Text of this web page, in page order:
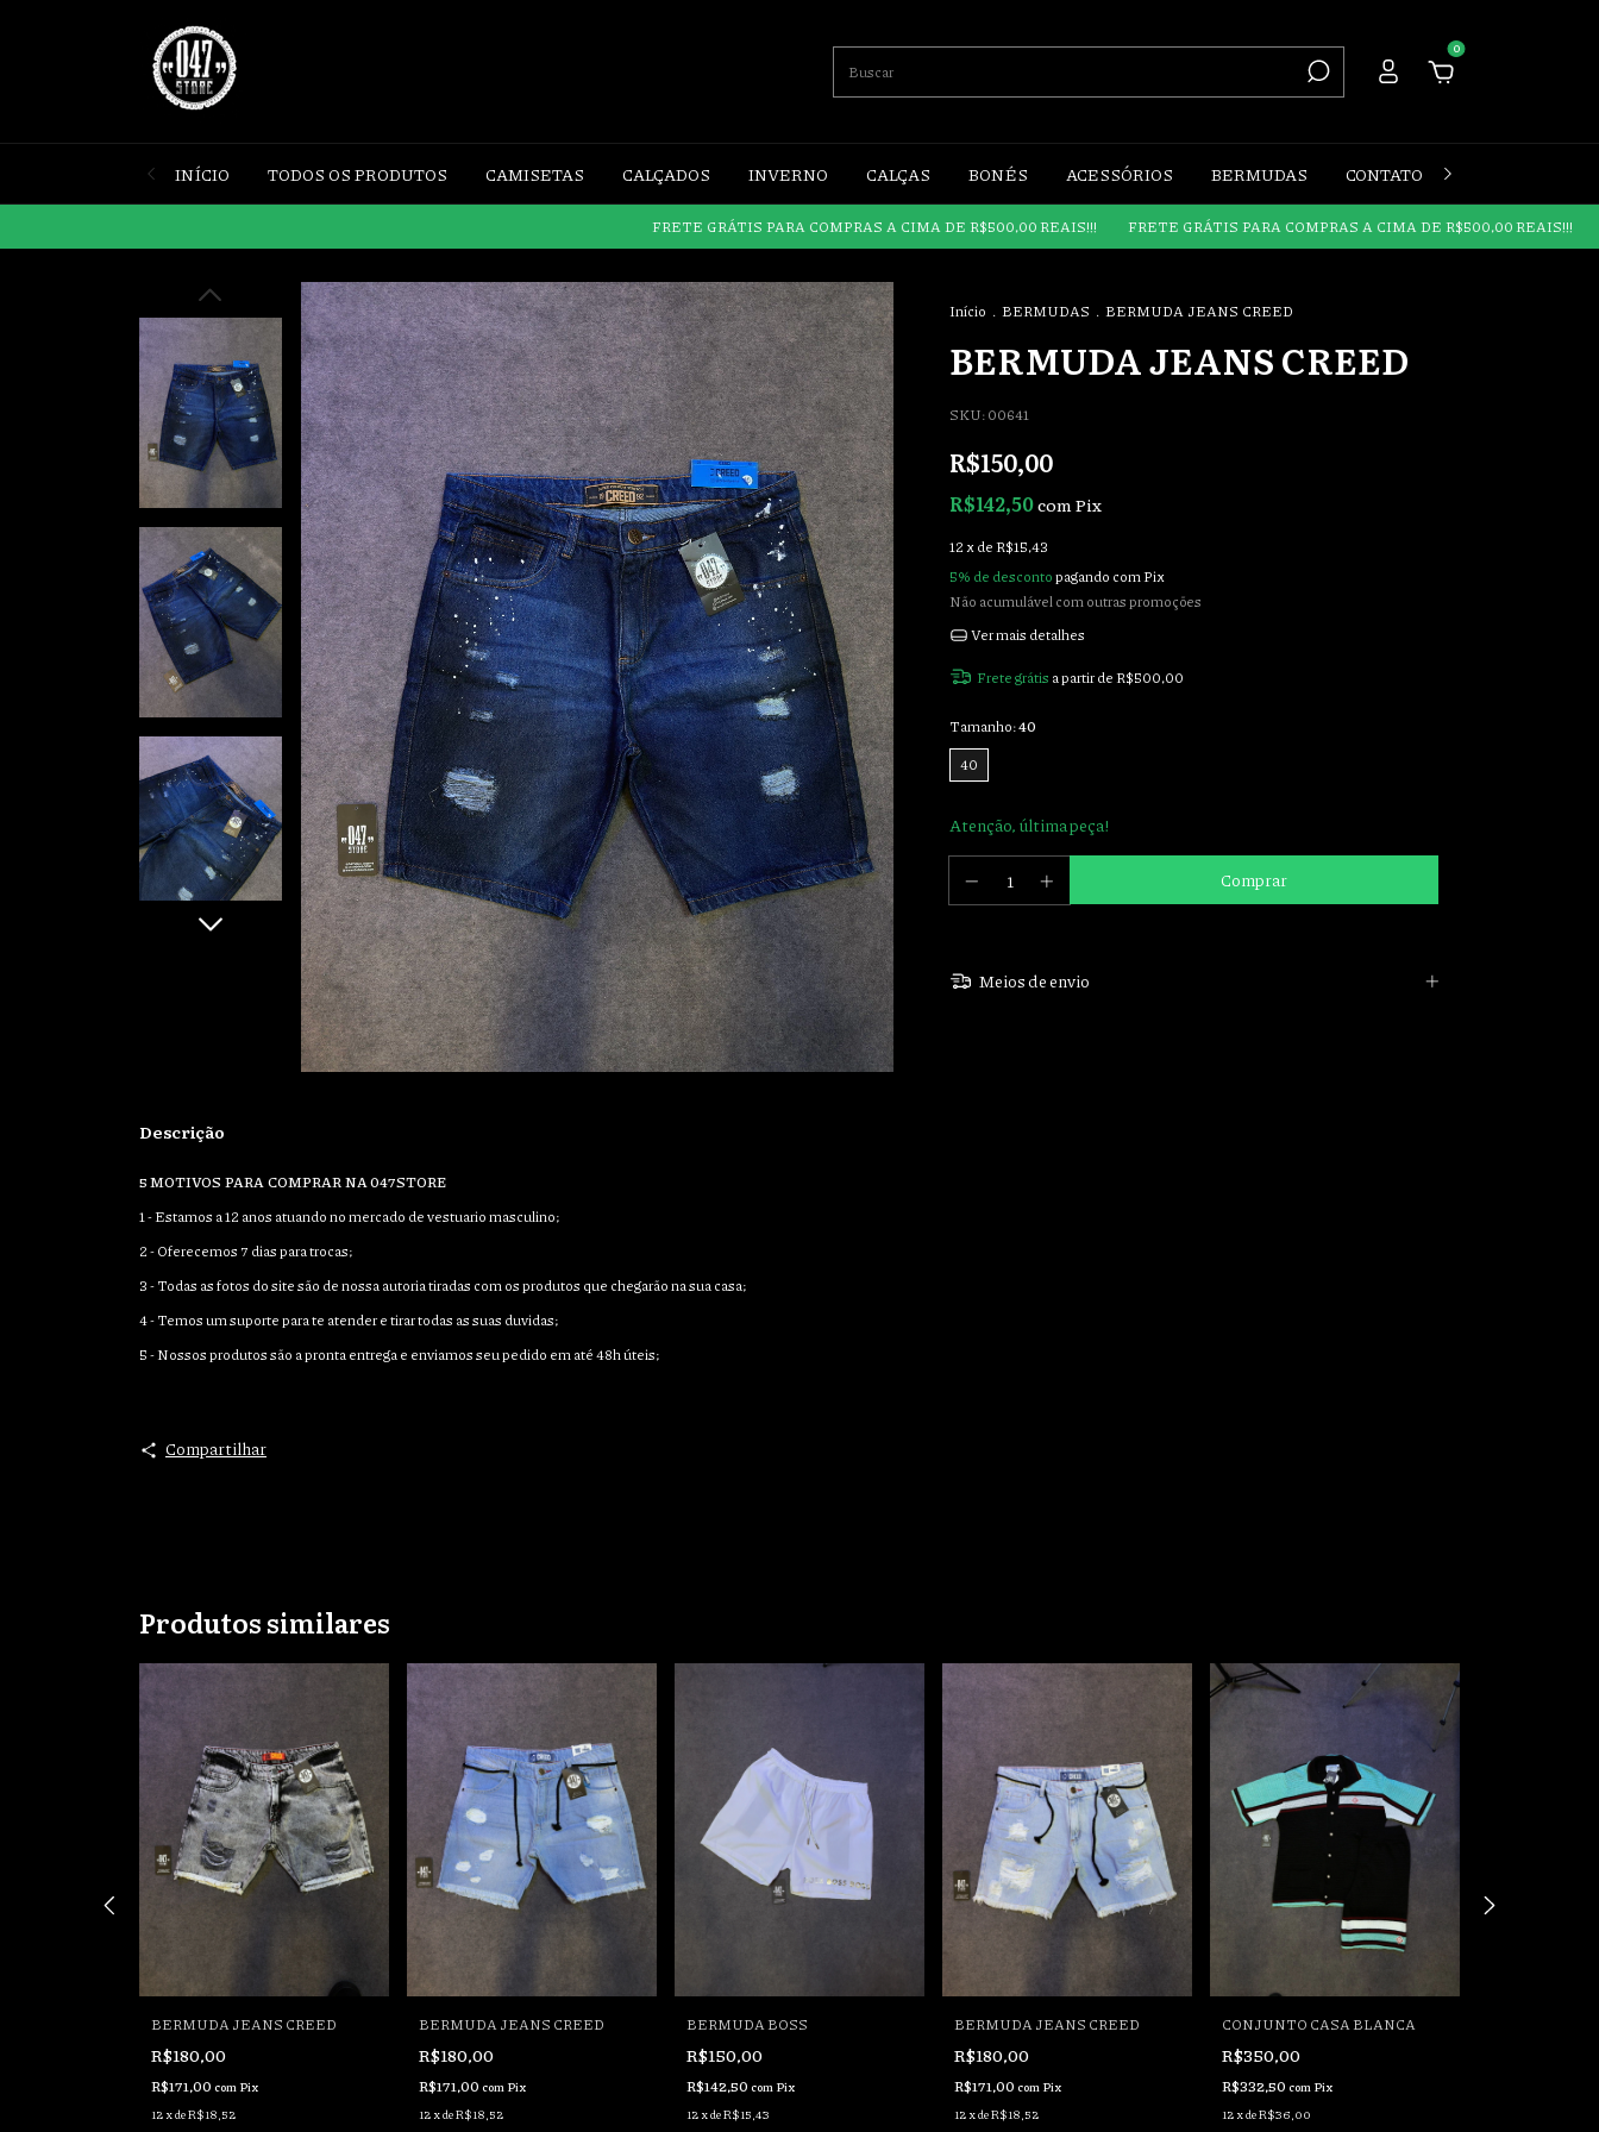
0
INÍCIO TODOS OS PRODUTOS CAMISETAS CALÇADOS INVERNO CALÇAS BONÉS ACESSÓRIOS BERMUDAS CONTATO
FRETE GRÁTIS PARA COMPRAS A CIMA DE R$500,00 REAIS!!! FRETE GRÁTIS PARA COMPRAS A CIMA DE R$500,00 REAIS!!! FRETE
Início . BERMUDAS . BERMUDA JEANS CREED
BERMUDA JEANS CREED
SKU:00641
R$150,00
R$142,50comPix
12x deR$15,43
5% de descontopagando com Pix
Não acumulável com outras promoções
Ver mais detalhes
Frete grátis a partir deR$500,00
Tamanho:40
40
Atenção, última peça!
Meios de envio
Descrição
5 MOTIVOS PARA COMPRAR NA 047STORE
1 - Estamos a 12 anos atuando no mercado de vestuario masculino;
2 - Oferecemos 7 dias para trocas;
3 - Todas as fotos do site são de nossa autoria tiradas com os produtos que chegarão na sua casa;
4 - Temos um suporte para te atender e tirar todas as suas duvidas;
5 - Nossos produtos são a pronta entrega e enviamos seu pedido em até 48h úteis;
Compartilhar
Produtos similares
BERMUDA JEANS CREED
R$180,00
R$171,00 com Pix
12 xdeR$18,52
BERMUDA JEANS CREED
R$180,00
R$171,00 com Pix
12 xdeR$18,52
BERMUDA BOSS
R$150,00
R$142,50 com Pix
12 xdeR$15,43
BERMUDA JEANS CREED
R$180,00
R$171,00 com Pix
12 xdeR$18,52
CONJUNTO CASA BLANCA
R$350,00
R$332,50 com Pix
12 xdeR$36,00